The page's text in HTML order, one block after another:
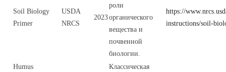
Soil Biology
Primer
USDA
NRCS
2023
роли
органического
вещества и
почвенной
биологии.
https://
instructions/soil-
Humus
Классическая